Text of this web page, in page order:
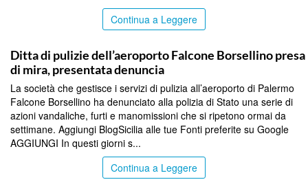
Continua a Leggere
Ditta di pulizie dell’aeroporto Falcone Borsellino presa
di mira, presentata denuncia
La società che gestisce i servizi di pulizia all’aeroporto di Palermo
Falcone Borsellino ha denunciato alla polizia di Stato una serie di
azioni vandaliche, furti e manomissioni che si ripetono ormai da
settimane. Aggiungi BlogSicilia alle tue Fonti preferite su Google
AGGIUNGI In questi giorni s...
Continua a Leggere